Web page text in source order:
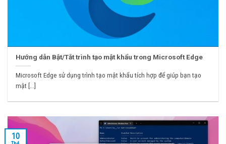
Hướng dẫn Bật/Tắt trình tạo mật khẩu trong Microsoft Edge
Microsoft Edge sử dụng trình tạo mật khẩu tích hợp để giúp bạn tạo
mật [...]
10